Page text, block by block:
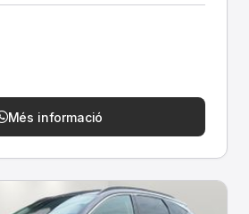
Més informació